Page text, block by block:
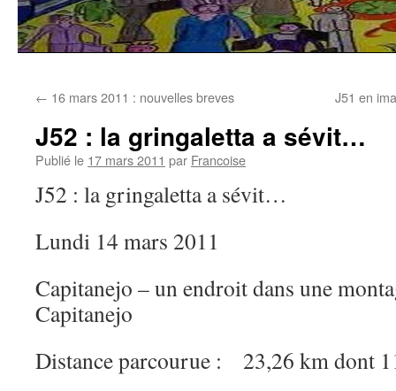
← 16 mars 2011 : nouvelles breves J51 en
J52 : la gringaletta a sévit…
Publié le 17 mars 2011 par Francoise
J52 : la gringaletta a sévit…
Lundi 14 mars 2011
Capitanejo – un endroit dans une
Capitanejo
Distance parcourue : 23,26 km dont